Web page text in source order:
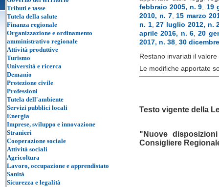
febbraio 2005, n. 9, 19
2010, n. 7,15 marzo
n. 1,27 luglio 2012, n.
aprile 2016, n. 6,20
2017, n. 38, 30
Restano invariati il
Le modifiche apportate
Testo vigente della
"Nuove
Consigliere
Tributi e tasse
Tutela della salute
Finanza regionale
Organizzazione e ordinamento
amministrativo regionale
Attività produttive
Turismo
Università e ricerca
Demanio
Protezione civile
Professioni
Tutela dell'ambiente
Servizi pubblici locali
Energia
Imprese, sviluppo e innovazione
Stranieri
Cooperazione sociale
Attività sociali
Agricoltura
Lavoro, occupazione e apprendistato
Sanità
Sicurezza e legalità